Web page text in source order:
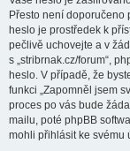
Přesto není doporučeno
heslo je prostředek k
pečlivě uchovejte a v
s „stribrnak.cz/forum“,
heslo. V případě, že
funkci „Zapomněl jsem
proces po vás bude
mailu, poté phpBB
mohli přihlásit ke svému